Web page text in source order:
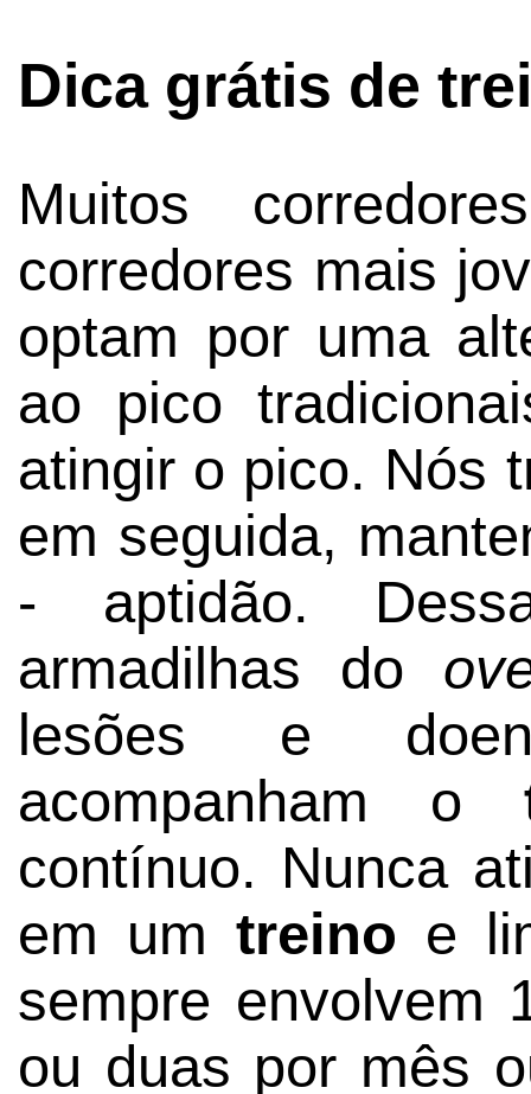
Dica grátis de
Muitos
corredores mais
optam por uma
ao pico
atingir o pico. Nós
em seguida,
- aptidão.
armadilhas do
lesões e
acompanham o
contínuo. Nunca
em um treino e
sempre envolvem
ou duas por mês